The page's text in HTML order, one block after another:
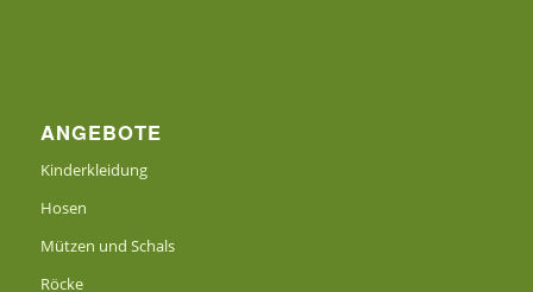
ANGEBOTE
Kinderkleidung
Hosen
Mützen und Schals
Röcke